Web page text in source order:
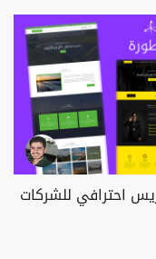
احترافي للشركات